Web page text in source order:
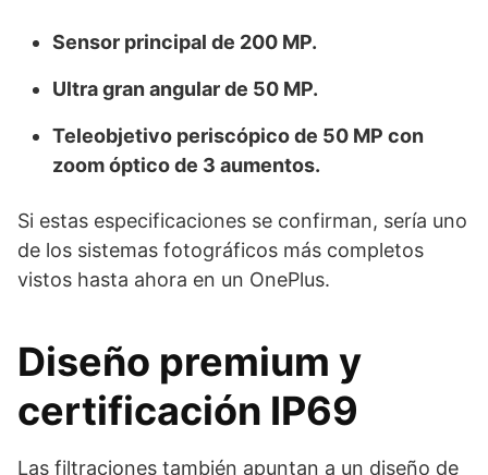
Sensor principal de 200 MP.
Ultra gran angular de 50 MP.
Teleobjetivo periscópico de 50 MP con
zoom óptico de 3 aumentos.
Si estas especificaciones se confirman, sería uno
de los sistemas fotográficos más completos
vistos hasta ahora en un OnePlus.
Diseño premium y
certificación IP69
Las filtraciones también apuntan a un diseño de